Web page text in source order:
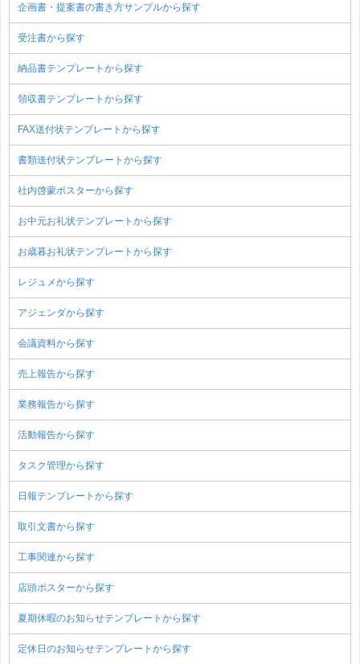
企画書・提案書の書き方サンプルから探す
受注書から探す
納品書テンプレートから探す
領収書テンプレートから探す
FAX送付状テンプレートから探す
書類送付状テンプレートから探す
社内啓蒙ポスターから探す
お中元お礼状テンプレートから探す
お歳暮お礼状テンプレートから探す
レジュメから探す
アジェンダから探す
会議資料から探す
売上報告から探す
業務報告から探す
活動報告から探す
タスク管理から探す
日報テンプレートから探す
取引文書から探す
工事関連から探す
店頭ポスターから探す
夏期休暇のお知らせテンプレートから探す
定休日のお知らせテンプレートから探す